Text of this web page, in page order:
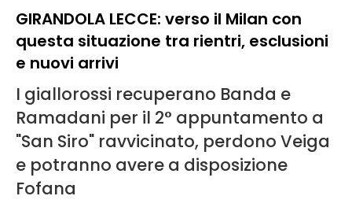
GIRANDOLA LECCE: verso il Milan con
questa situazione tra rientri, esclusioni
e nuovi arrivi
I giallorossi recuperano Banda e
Ramadani per il 2° appuntamento a
"San Siro" ravvicinato, perdono Veiga
e potranno avere a disposizione
Fofana